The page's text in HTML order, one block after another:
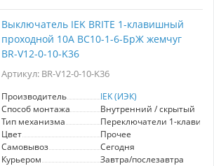
протяжении долгого времени. Выключатель
управлять освещением в помещении,
создавая комфортную атмосферу.
Привлекательная цена делает продукт
доступным для широкого круга потребителей.
Благодаря разнообразию цветовой палитры и
стильному дизайну, он вписывается в любой
интерьер, гармонично сочетаясь с другими
элементами. Выбор выключателя IEK BRITE –
это надежность, стиль и практичность в одном
приборе.
Выключатель IEK BRITE 1-клавишный
проходной 10А ВС10-1-6-БрЖ жемчуг
BR-V12-0-10-K36
Артикул: BR-V12-0-10-K36
Производитель
IEK (ИЭК)
Способ монтажа
Внутренний / скрытый
Тип механизма
Переключатели 1-
Цвет
Прочее
Самовывоз
Сегодня
Курьером
Завтра/послезавтра